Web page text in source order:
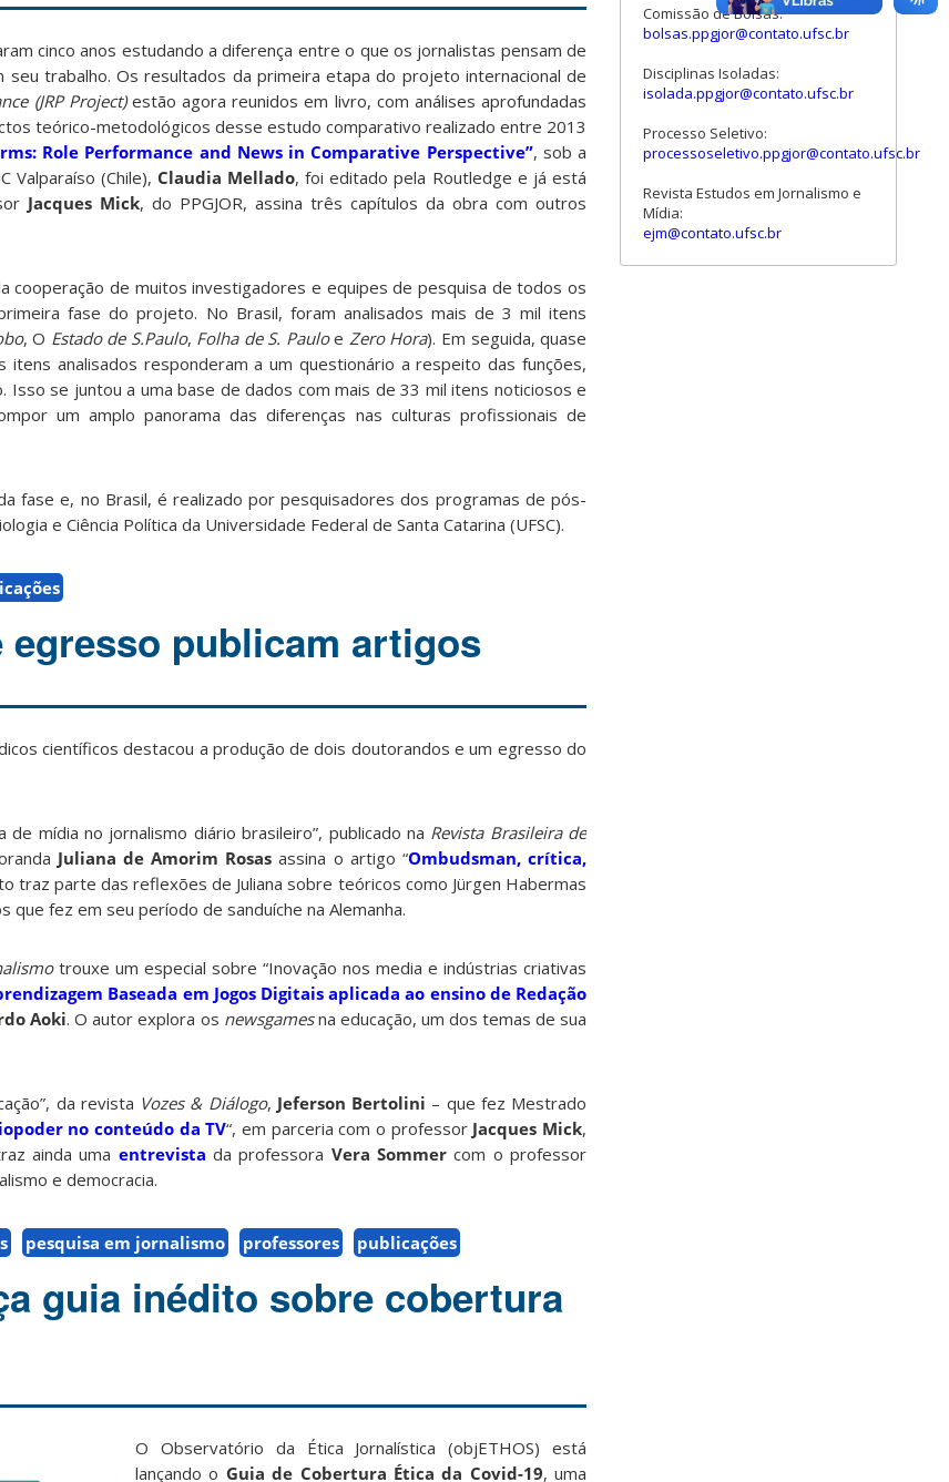
cinco anos estudando a diferença entre o que os jornalistas pensam de
trabalho. Os resultados da primeira etapa do projeto internacional de
(JRP Project)estão agora reunidos em livro, com análises aprofundadas
teórico-metodológicos desse estudo comparativo realizado entre 2013
Role Performance and News in Comparative Perspective”, sob a
Valparaíso (Chile), Claudia Mellado, foi editado pela Routledge e já está
Jacques Mick, do PPGJOR, assina três capítulos da obra com outros
cooperação de muitos investigadores e equipes de pesquisa de todos os
fase do projeto. No Brasil, foram analisados mais de 3 mil itens
, O Estado de S.Paulo, Folha de S. Pauloe Zero Hora). Em seguida, quase
itens analisados responderam a um questionário a respeito das funções,
Isso se juntou a uma base de dados com mais de 33 mil itens noticiosos e
um amplo panorama das diferenças nas culturas profissionais de
fase e, no Brasil, é realizado por pesquisadores dos programas de pós-
e Ciência Política da Universidade Federal de Santa Catarina (UFSC).
egresso publicam artigos
científicos destacou a produção de dois doutorandos e um egresso do
mídia no jornalismo diário brasileiro”, publicado na Revista Brasileira de
Juliana de Amorim Rosas assina o artigo “Ombudsman, crítica,
traz parte das reflexões de Juliana sobre teóricos como Jürgen Habermas
fez em seu período de sanduíche na Alemanha.
trouxe um especial sobre “Inovação nos media e indústrias criativas
Baseada em Jogos Digitais aplicada ao ensino de Redação
Aoki. O autor explora os newsgamesna educação, um dos temas de sua
da revista Vozes & Diálogo, Jeferson Bertolini – que fez Mestrado
no conteúdo da TV“, em parceria com o professor Jacques Mick,
ainda uma entrevista da professora Vera Sommer com o professor
e democracia.
pesquisa em jornalismo professores publicações
guia inédito sobre cobertura
O Observatório da Ética Jornalística (objETHOS) está
lançando o Guia de Cobertura Ética da Covid-19, uma
Comissão de Bolsas:
bolsas.ppgjor@contato.ufsc.br
Disciplinas Isoladas:
isolada.ppgjor@contato.ufsc.br
Processo Seletivo:
processoseletivo.ppgjor@contato.ufsc.br
Revista Estudos em Jornalismo e
Mídia:
ejm@contato.ufsc.br